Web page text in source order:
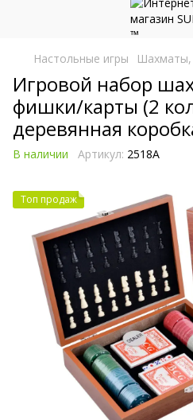
Настольные игры
Игровой набор
фишки/карты (2
деревянная
В наличии Артикул: 2518A
Топ продаж